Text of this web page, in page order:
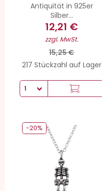
Antiquität in 925er
Silber...
12,21 €
zzgl. MwSt.
15,25 €
217 Stückzahl auf Lager
-20%